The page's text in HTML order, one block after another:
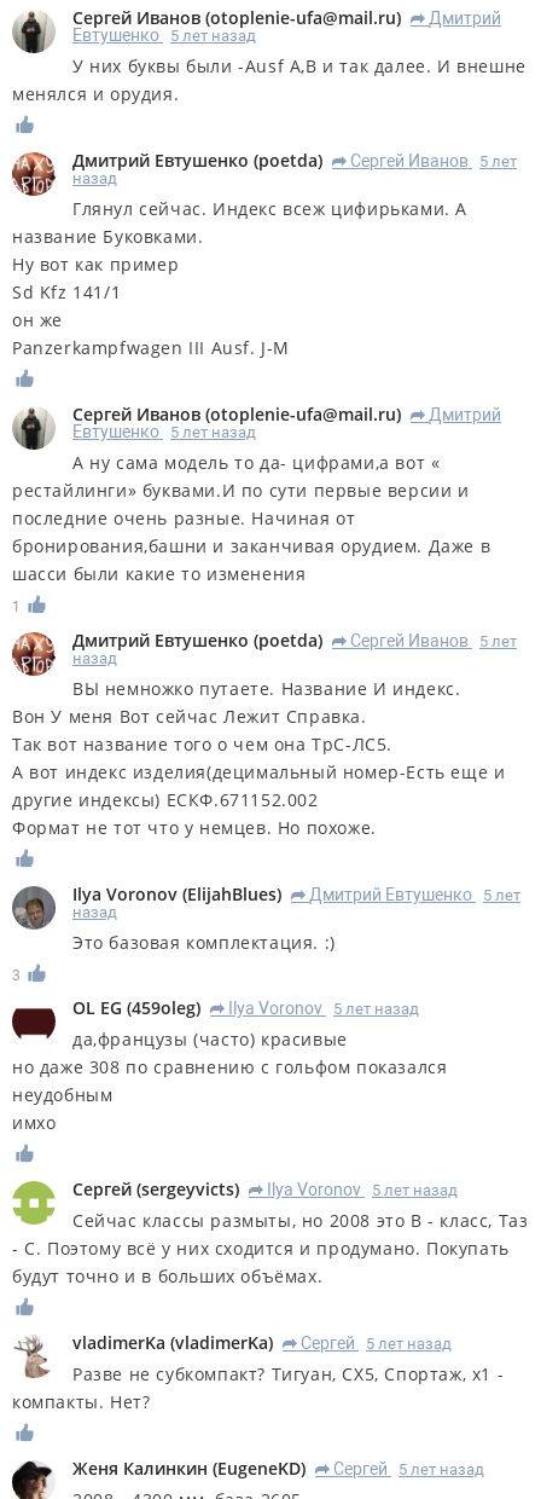
Сергей Иванов (otoplenie-ufa@mail.ru) R Дмитрий
Евтушенко
5 лет назад
У них буквы были -Ausf A,B и так далее. И внешне
менялся и орудия.
Дмитрий Евтушенко (poetda) R Сергей Иванов
5 лет
назад
Глянул сейчас. Индекс всеж цифирьками. А
название Буковками.
Ну вот как пример
Sd Kfz 141/1
он же
Panzerkampfwagen III Ausf. J-M
Сергей Иванов (otoplenie-ufa@mail.ru) R Дмитрий
Евтушенко
5 лет назад
А ну сама модель то да- цифрами,а вот «
рестайлинги» буквами.И по сути первые версии и
последние очень разные. Начиная от
бронирования,башни и заканчивая орудием. Даже в
шасси были какие то изменения
1
Дмитрий Евтушенко (poetda) R Сергей Иванов
5 лет
назад
ВЫ немножко путаете. Название И индекс.
Вон У меня Вот сейчас Лежит Справка.
Так вот название того о чем она ТрС-ЛС5.
А вот индекс изделия(децимальный номер-Есть еще и
другие индексы) ЕСКФ.671152.002
Формат не тот что у немцев. Но похоже.
Ilya Voronov (ElijahBlues) R Дмитрий Евтушенко
5 лет
назад
Это базовая комплектация. :)
3
OL EG (459oleg) R Ilya Voronov 5 лет назад
да,французы (часто) красивые
но даже 308 по сравнению с гольфом показался
неудобным
имхо
Сергей (sergeyvicts) R Ilya Voronov 5 лет назад
Сейчас классы размыты, но 2008 это В - класс, Таз
- С. Поэтому всё у них сходится и продумано. Покупать
будут точно и в больших объёмах.
vladimerKa (vladimerKa) R Сергей 5 лет назад
Разве не субкомпакт? Тигуан, СХ5, Спортаж, х1 -
компакты. Нет?
Женя Калинкин (EugeneKD) R Сергей 5 лет назад